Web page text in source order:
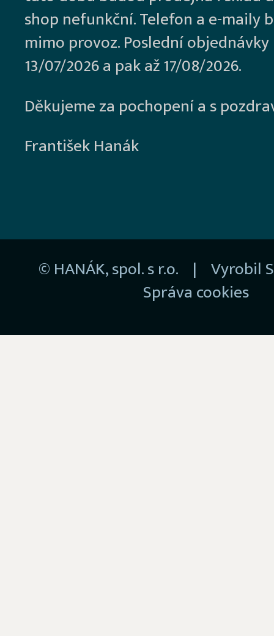
shop nefunkční. Telefon a e-maily
mimo provoz. Poslední
13/07/2026 a pak až 17/08/2026.
Děkujeme za pochopení a s
František Hanák
© HANÁK, spol. s r.o. | Vyrobil
Správa cookies